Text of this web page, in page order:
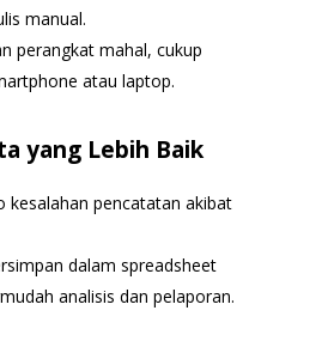
manual.
perangkat mahal, cukup
atau laptop.
yang Lebih Baik
kesalahan pencatatan akibat
dalam spreadsheet
analisis dan pelaporan.